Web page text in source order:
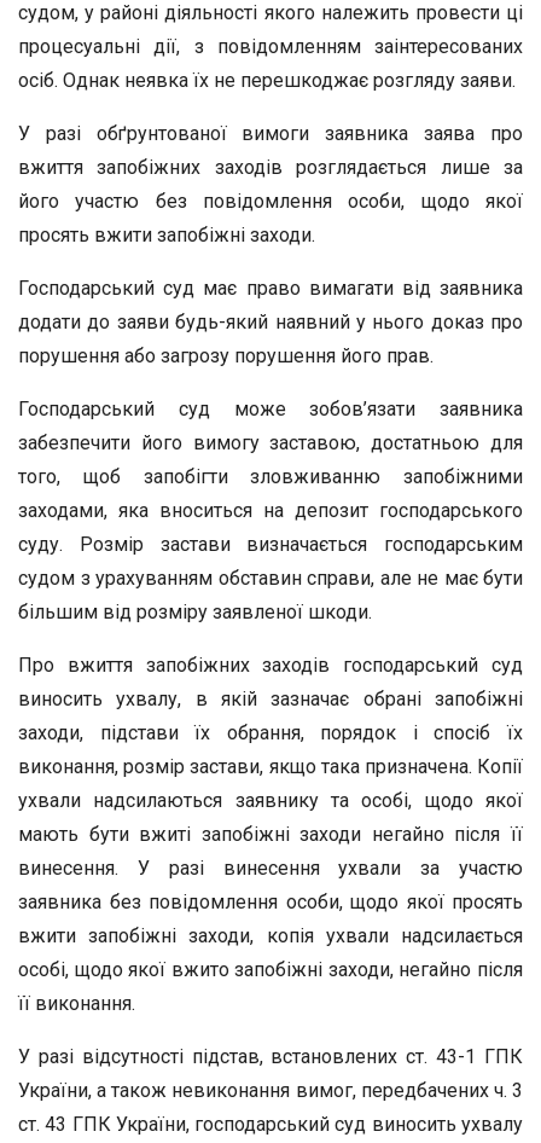
судом, у районі діяльності якого належить провести ці
процесуальні дії, з повідомленням заінтересованих
осіб. Однак неявка їх не перешкоджає розгляду заяви.
У разі обґрунтованої вимоги заявника заява про
вжиття запобіжних заходів розглядається лише за
його участю без повідомлення особи, щодо якої
просять вжити запобіжні заходи.
Господарський суд має право вимагати від заявника
додати до заяви будь-який наявний у нього доказ про
порушення або загрозу порушення його прав.
Господарський суд може зобов’язати заявника
забезпечити його вимогу заставою, достатньою для
того, щоб запобігти зловживанню запобіжними
заходами, яка вноситься на депозит господарського
суду. Розмір застави визначається господарським
судом з урахуванням обставин справи, але не має бути
більшим від розміру заявленої шкоди.
Про вжиття запобіжних заходів господарський суд
виносить ухвалу, в якій зазначає обрані запобіжні
заходи, підстави їх обрання, порядок і спосіб їх
виконання, розмір застави, якщо така призначена. Копії
ухвали надсилаються заявнику та особі, щодо якої
мають бути вжиті запобіжні заходи негайно після її
винесення. У разі винесення ухвали за участю
заявника без повідомлення особи, щодо якої просять
вжити запобіжні заходи, копія ухвали надсилається
особі, щодо якої вжито запобіжні заходи, негайно після
її виконання.
У разі відсутності підстав, встановлених ст. 43-1 ГПК
України, а також невиконання вимог, передбачених ч. 3
ст. 43 ГПК України, господарський суд виносить ухвалу